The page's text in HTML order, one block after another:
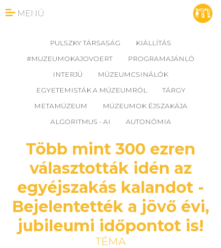
MENÜ
PULSZKY TÁRSASÁG
KIÁLLÍTÁS
#MUZEUMOKAJOVOERT
PROGRAMAJÁNLÓ
INTERJÚ
MÚZEUMCSINÁLÓK
EGYETEMISTÁK A MÚZEUMRÓL
TÁRGY
METAMÚZEUM
MÚZEUMOK ÉJSZAKÁJA
ALGORITMUS - AI
AUTONÓMIA
Több mint 300 ezren
választották idén az
egyéjszakás kalandot -
Bejelentették a jövő évi,
jubileumi időpontot is!
TÉMA